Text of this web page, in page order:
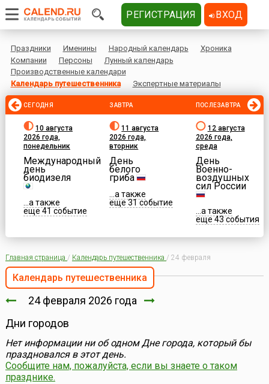
Праздники Именины Народный календарь
Хроника
Компании
Персоны
Лунный календарь
Производственные календари
Календарь путешественника
Экспертные материалы
СЕГОДНЯ
10 августа
2026 года,
понедельник
Международный
день
биодизеля
...а также
еще 41 событие
ЗАВТРА
11 августа
2026 года,
вторник
День
белого
гриба
...а также
еще 31 событие
ПОСЛЕЗАВТРА
12 августа
2026 года,
среда
День
Военно-
воздушных
сил России
...а также
еще 43 события
Главная страница / Календарь путешественника / 24 февраля
Календарь путешественника
24 февраля 2026 года
Дни городов
Нет информации ни об одном Дне города, который бы
праздновался в этот день.
Сообщите нам, пожалуйста, если вы знаете о таком
празднике.
РЕГИСТРАЦИЯ ВХОД